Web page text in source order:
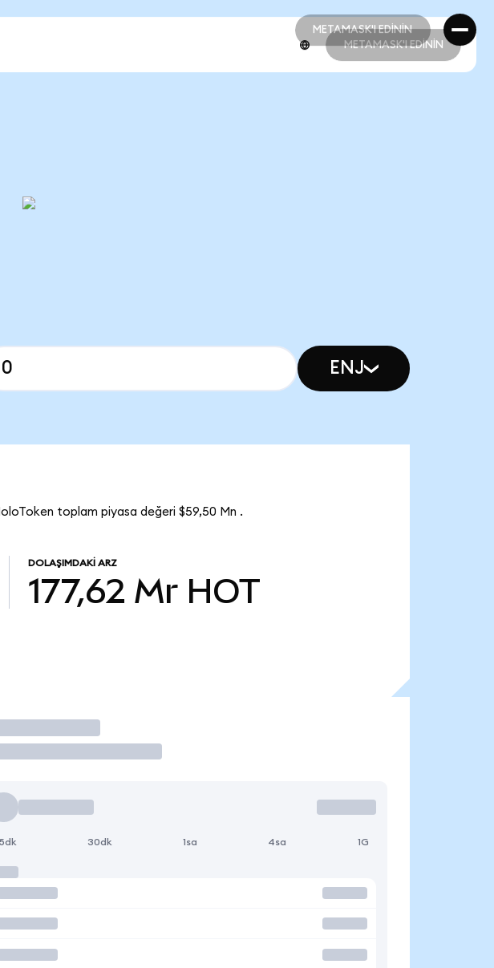
METAMASK'I EDİNİN
METAMASK'I EDİNİN
METAMASK'I EDİNİN
ENJ
toplam piyasa değeri $59,50 Mn .
DOLAŞIMDAKI ARZ
177,62 Mr HOT
Yap
30dk 1sa 4sa 1G